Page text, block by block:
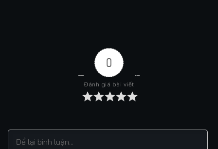
0
Đánh giá bài viết